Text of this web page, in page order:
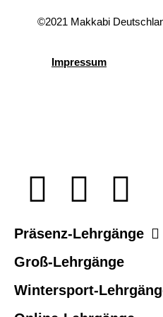
©2021 Makkabi
Impressum
Präsenz-Lehrgänge
Groß-Lehrgänge
Wintersport-